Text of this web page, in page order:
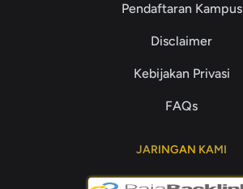
Pendaftaran Kampus
Disclaimer
Kebijakan Privasi
FAQs
JARINGAN KAMI